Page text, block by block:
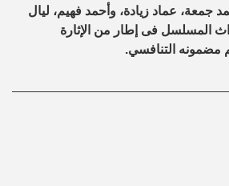
جمعة، عماد زيادة، وأحمد فهيم، ليال
المسلسل فى إطار من الإثارة
مضمونه التنافسي.